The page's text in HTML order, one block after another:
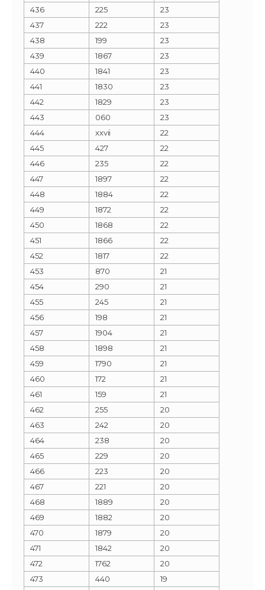
436 225
23
437
222
23
438
199
23
439
1867
23
440
1841
23
441
1830
23
442
1829
23
443
060
23
444
xxvii
22
445
427
22
446
235
22
447
1897
22
448
1884
22
449
1872
22
450
1868
22
451
1866
22
452
1817
22
453
870
21
454
290
21
455
245
21
456
198
21
457
1904
21
458
1898
21
459
1790
21
460
172
21
461
159
21
462
255
20
463
242
20
464
238
20
465
229
20
466
223
20
467
221
20
468
1889
20
469
1882
20
470
1879
20
471
1842
20
472
1762
20
473
440
19